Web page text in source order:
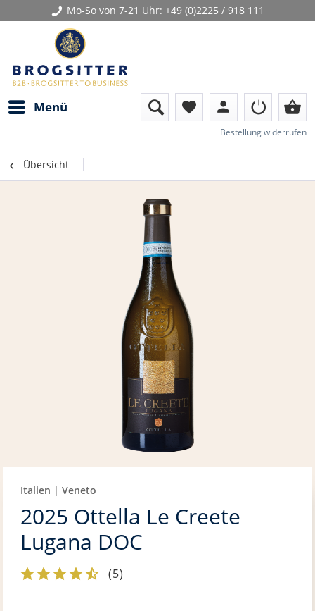
Mo-So von 7-21 Uhr: +49 (0)2225 / 918 111
Menü favorite person shopping_basket
Bestellung widerrufen
Übersicht
Italien | Veneto
2025 Ottella Le Creete
Lugana DOC
(5)